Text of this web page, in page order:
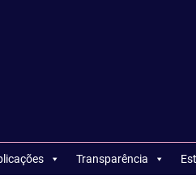
Transparência